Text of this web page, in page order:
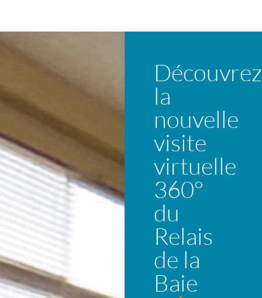
Découvrez
la
nouvelle
visite
virtuelle
360°
du
Relais
de la
Baie